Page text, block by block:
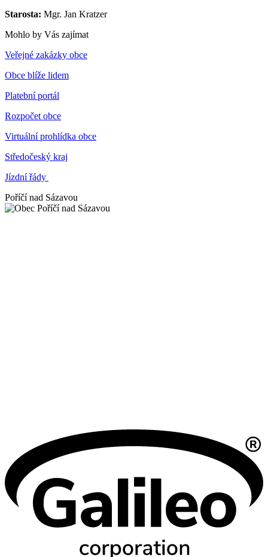
Starosta: Mgr. Jan Kratzer
Mohlo by Vás zajímat
Veřejné zakázky obce
Obce blíže lidem
Platební portál
Rozpočet obce
Virtuální prohlídka obce
Středočeský kraj
Jízdní řády
Poříčí nad Sázavou